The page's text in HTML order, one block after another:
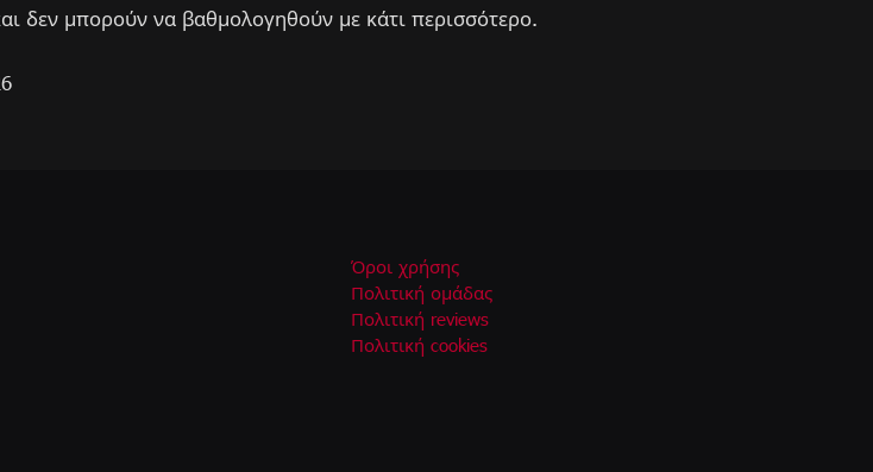
δεν μπορούν να βαθμολογηθούν με κάτι περισσότερο.
Όροι χρήσης
Πολιτική ομάδας
Πολιτική reviews
Πολιτική cookies